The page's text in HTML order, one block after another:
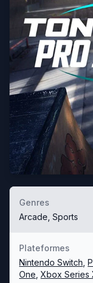
Genres
Arcade, Sports
Plateformes
Nintendo Switch
One Xbox Series